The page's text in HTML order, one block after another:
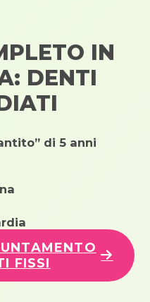
IN
DENTI
di 5 anni
FISSI